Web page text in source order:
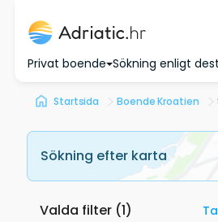
Privat boende Sökning enligt
Startsida Boende Kroatien
Sökning efter karta
Valda filter (1)